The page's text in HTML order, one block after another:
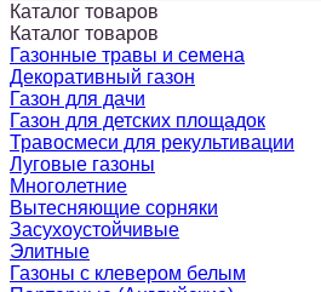
Каталог товаров
Каталог товаров
Газонные травы и семена
Декоративный газон
Газон для дачи
Газон для детских площадок
Травосмеси для рекультивации
Луговые газоны
Многолетние
Вытесняющие сорняки
Засухоустойчивые
Элитные
Газоны с клевером белым